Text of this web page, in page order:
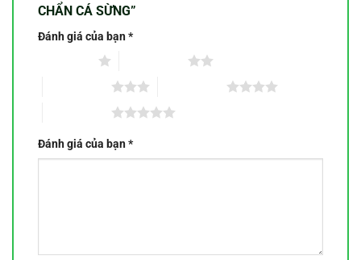
CHẨN CÁ SỪNG”
Đánh giá của bạn*
Đánh giá của bạn*